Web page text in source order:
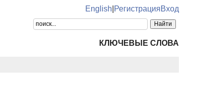
English РегистрацияВход
КЛЮЧЕВЫЕ СЛОВА